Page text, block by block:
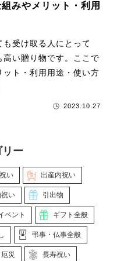
みやメリット・利用
受け取る人にとって
い贈り物です。ここで
ト・利用用途・使い方
2023.10.27
リー
い 出産内祝い
い 引出物
ベント ギフト全般
弔事・仏事全般
厄災 長寿祝い